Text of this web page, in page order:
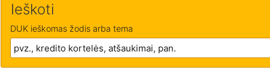
Ieškoti
DUK ieškomas žodis arba tema